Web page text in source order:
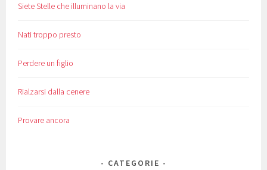
Siete Stelle che illuminano la via
Nati troppo presto
Perdere un figlio
Rialzarsi dalla cenere
Provare ancora
CATEGORIE